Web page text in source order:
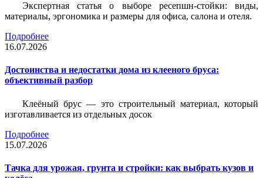
Экспертная статья о выборе ресепшн-стойки: виды,
материалы, эргономика и размеры для офиса, салона и отеля.
Подробнее
16.07.2026
Достоинства и недостатки дома из клееного бруса:
объективный разбор
Клеёный брус — это строительный материал, который
изготавливается из отдельных досок
Подробнее
15.07.2026
Тачка для урожая, грунта и стройки: как выбрать кузов и